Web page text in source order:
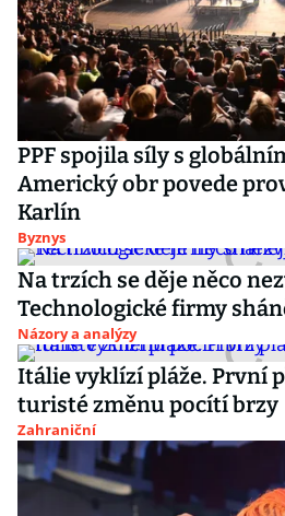
PPF spojila síly s
Americký obr povede
Karlín
Byznys
Na trzích se děje něco
Technologické firmy
Názory a analýzy
Itálie vyklízí pláže. První
turisté změnu pocítí brzy
Zahraniční